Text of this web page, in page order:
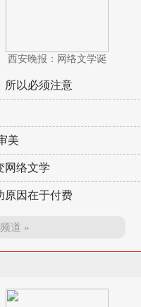
西安晚报：网络文学诞
所以必须注意
美
网络文学
原因在于付费
道 »